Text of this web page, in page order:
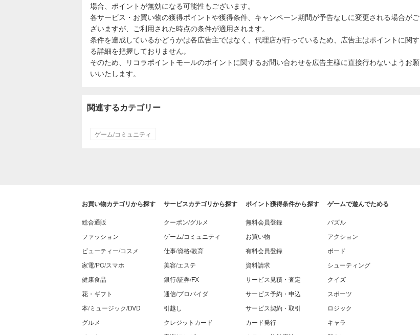
場合、ポイントが無効になる可能性もございます。
各サービス・お買い物の獲得ポイントや獲得条件、キャンペーン期間が予告なしに変更される場合がご
ざいますが、ご利用された時点の条件が適用されます。
条件を達成しているかどうかは各広告主ではなく、代理店が行っているため、広告主はポイントに関す
る詳細を把握しておりません。
そのため、リコラポイントモールのポイントに関するお問い合わせを広告主様に直接行わないようお願
いいたします。
関連するカテゴリー
ゲーム/コミュニティ
お買い物カテゴリから探す
総合通販
ファッション
ビューティー/コスメ
家電/PC/スマホ
健康食品
花・ギフト
本/ミュージック/DVD
グルメ
サービスカテゴリから探す
クーポン/グルメ
ゲーム/コミュニティ
仕事/資格/教育
美容/エステ
銀行/証券/FX
通信/プロバイダ
引越し
クレジットカード
ポイント獲得条件から探す
無料会員登録
お買い物
有料会員登録
資料請求
サービス見積・査定
サービス予約・申込
サービス契約・取引
カード発行
ゲームで遊んでためる
パズル
アクション
ボード
シューティング
クイズ
スポーツ
ロジック
キャラ